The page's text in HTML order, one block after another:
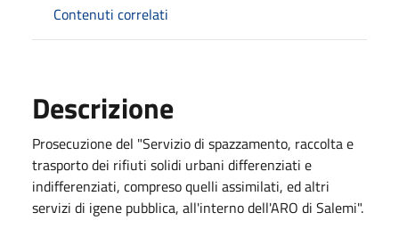
Contenuti correlati
Descrizione
Prosecuzione del "Servizio di spazzamento, raccolta e
trasporto dei rifiuti solidi urbani differenziati e
indifferenziati, compreso quelli assimilati, ed altri
servizi di igene pubblica, all'interno dell'ARO di Salemi".